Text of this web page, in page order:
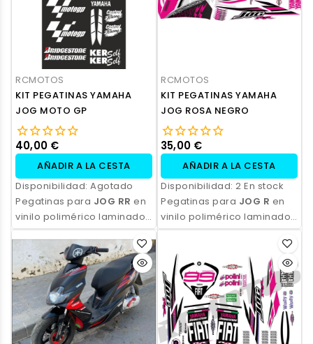
RCMOTOS
KIT PEGATINAS YAMAHA
JOG MOTO GP
40,00 €
AÑADIR A LA CESTA
Disponibilidad: Agotado
Pegatinas para JOG RR en
vinilo polimérico laminado,
impresas con tinta
ecosolvente. Alta
resistencia, acabado
profesional y opción de
personalización.
RCMOTOS
KIT PEGATINAS YAMAHA
JOG ROSA NEGRO
35,00 €
AÑADIR A LA CESTA
Disponibilidad: 2 En stock
Pegatinas para JOG R en
vinilo polimérico laminado,
impresas con tinta
resistencia, acabado
profesional y opción de
personalización.